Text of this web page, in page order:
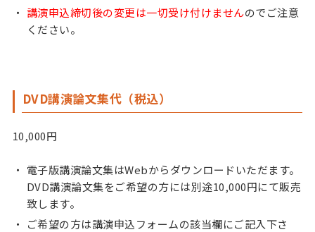
講演申込締切後の変更は一切受け付けませんのでご注意
ください。
DVD講演論文集代（税込）
10,000円
電子版講演論文集はWebからダウンロードいただます。
DVD講演論文集をご希望の方には別途10,000円にて販売
致します。
ご希望の方は講演申込フォームの該当欄にご記入下さ